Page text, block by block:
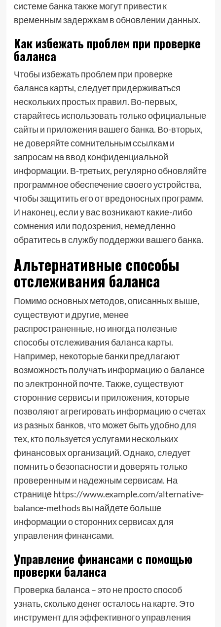
системе банка также могут привести к
временным задержкам в обновлении данных.
Как избежать проблем при проверке
баланса
Чтобы избежать проблем при проверке
баланса карты, следует придерживаться
нескольких простых правил. Во-первых,
старайтесь использовать только официальные
сайты и приложения вашего банка. Во-вторых,
не доверяйте сомнительным ссылкам и
запросам на ввод конфиденциальной
информации. В-третьих, регулярно обновляйте
программное обеспечение своего устройства,
чтобы защитить его от вредоносных программ.
И наконец, если у вас возникают какие-либо
сомнения или подозрения, немедленно
обратитесь в службу поддержки вашего банка.
Альтернативные способы
отслеживания баланса
Помимо основных методов, описанных выше,
существуют и другие, менее
распространенные, но иногда полезные
способы отслеживания баланса карты.
Например, некоторые банки предлагают
возможность получать информацию о балансе
по электронной почте. Также, существуют
сторонние сервисы и приложения, которые
позволяют агрегировать информацию о счетах
из разных банков, что может быть удобно для
тех, кто пользуется услугами нескольких
финансовых организаций. Однако, следует
помнить о безопасности и доверять только
проверенным и надежным сервисам. На
странице https://www.example.com/alternative-
balance-methods вы найдете больше
информации о сторонних сервисах для
управления финансами.
Управление финансами с помощью
проверки баланса
Проверка баланса – это не просто способ
узнать, сколько денег осталось на карте. Это
инструмент для эффективного управления